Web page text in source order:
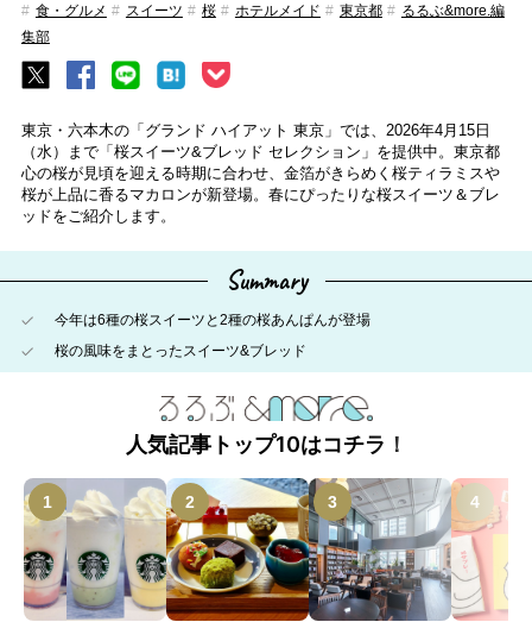
食・グルメ スイーツ 桜 ホテルメイド 東京都
るるぶ&more.編
集部
東京・六本木の「グランド ハイアット 東京」では、2026年4月15日
（水）まで「桜スイーツ&ブレッド セレクション」を提供中。東京都
心の桜が見頃を迎える時期に合わせ、金箔がきらめく桜ティラミスや
桜が上品に香るマカロンが新登場。春にぴったりな桜スイーツ＆ブレ
ッドをご紹介します。
Summary
今年は6種の桜スイーツと2種の桜あんぱんが登場
桜の風味をまとったスイーツ&ブレッド
人気記事トップ10はコチラ！